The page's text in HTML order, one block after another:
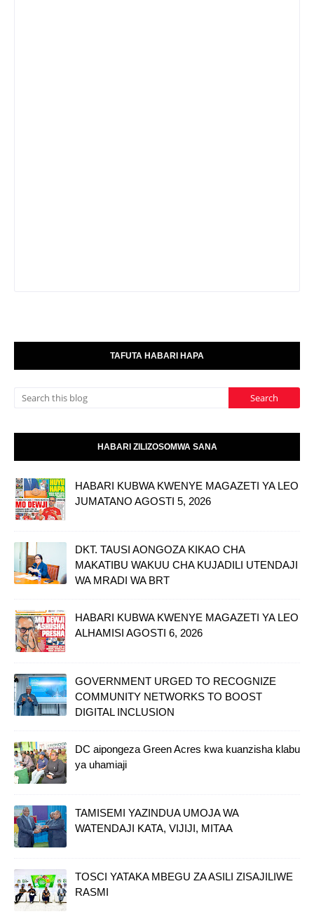
TAFUTA HABARI HAPA
HABARI ZILIZOSOMWA SANA
HABARI KUBWA KWENYE MAGAZETI YA LEO
JUMATANO AGOSTI 5, 2026
DKT. TAUSI AONGOZA KIKAO CHA
MAKATIBU WAKUU CHA KUJADILI UTENDAJI
WA MRADI WA BRT
HABARI KUBWA KWENYE MAGAZETI YA LEO
ALHAMISI AGOSTI 6, 2026
GOVERNMENT URGED TO RECOGNIZE
COMMUNITY NETWORKS TO BOOST
DIGITAL INCLUSION
DC aipongeza Green Acres kwa kuanzisha klabu
ya uhamiaji
TAMISEMI YAZINDUA UMOJA WA
WATENDAJI KATA, VIJIJI, MITAA
TOSCI YATAKA MBEGU ZA ASILI ZISAJILIWE
RASMI